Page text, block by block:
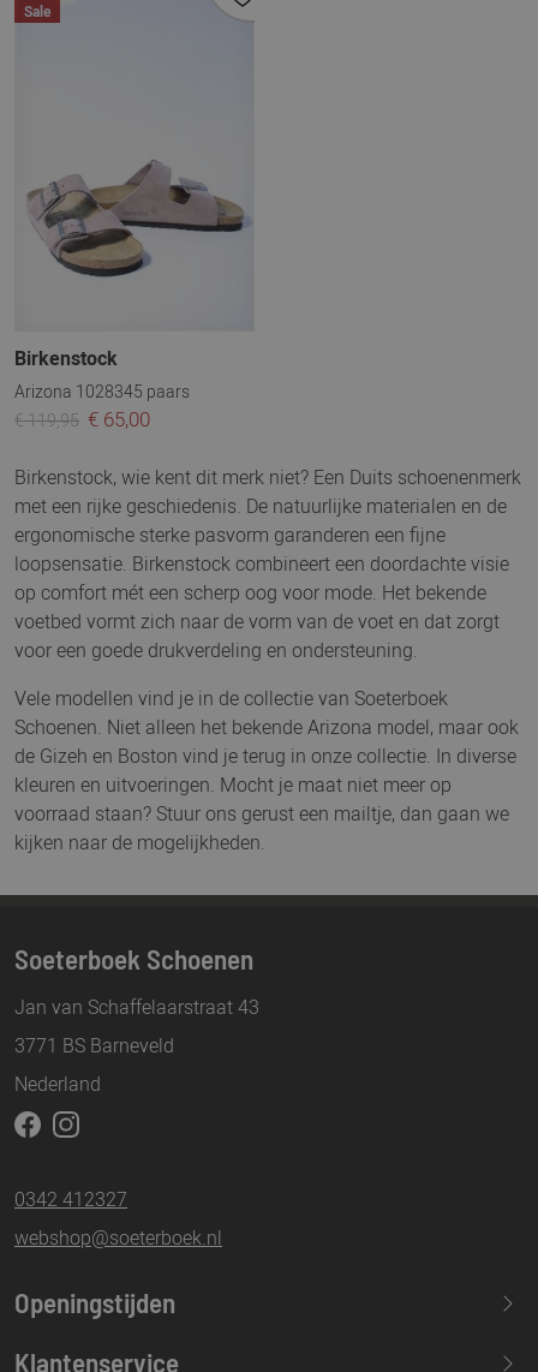
Sale
Birkenstock
Arizona 1028345 paars
€ 119,95 € 65,00
Birkenstock, wie kent dit merk niet? Een Duits schoenenmerk
met een rijke geschiedenis. De natuurlijke materialen en de
ergonomische sterke pasvorm garanderen een fijne
loopsensatie. Birkenstock combineert een doordachte visie
op comfort mét een scherp oog voor mode. Het bekende
voetbed vormt zich naar de vorm van de voet en dat zorgt
voor een goede drukverdeling en ondersteuning.
Vele modellen vind je in de collectie van Soeterboek
Schoenen. Niet alleen het bekende Arizona model, maar ook
de Gizeh en Boston vind je terug in onze collectie. In diverse
kleuren en uitvoeringen. Mocht je maat niet meer op
voorraad staan? Stuur ons gerust een mailtje, dan gaan we
kijken naar de mogelijkheden.
Soeterboek Schoenen
Jan van Schaffelaarstraat 43
3771 BS Barneveld
Nederland
0342 412327
webshop@soeterboek.nl
Openingstijden
Maandag 13.30-17.30
Klantenservice